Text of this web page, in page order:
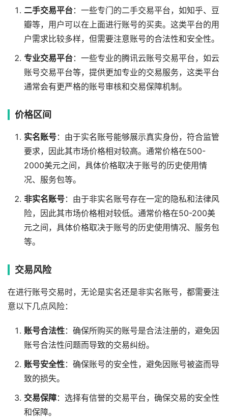
二手交易平台：一些专门的二手交易平台，如知乎、豆
瓣等，用户可以在上面进行账号的买卖。这类平台的用
户需求比较多样，但需要注意账号的合法性和安全性。
专业交易平台：一些专业的腾讯云账号交易平台，如云
账号交易平台等，提供更加专业的交易服务，这类平台
通常会有更严格的账号审核和交易保障机制。
价格区间
实名账号：由于实名账号能够展示真实身份，符合监管
要求，因此其市场价格相对较高。通常价格在500-
2000美元之间，具体价格取决于账号的历史使用情
况、服务包等。
非实名账号：由于非实名账号存在一定的隐私和法律风
险，因此其市场价格相对较低。通常价格在50-200美
元之间，具体价格取决于账号的历史使用情况、服务包
等。
交易风险
在进行账号交易时，无论是实名还是非实名账号，都需要注
意以下几点风险：
账号合法性：确保所购买的账号是合法注册的，避免因
账号合法性问题而导致的交易纠纷。
账号安全性：确保账号的安全性，避免因账号被盗而导
致的损失。
交易保障：选择有信誉的交易平台，确保交易的安全性
和保障。